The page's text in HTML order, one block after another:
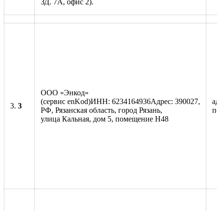
3. 3
ООО «Энкод»
(сервис enKod)ИНН: 6234164936Адрес: 390027,
РФ, Рязанская область, город Рязань,
улица Кальная, дом 5, помещение Н48